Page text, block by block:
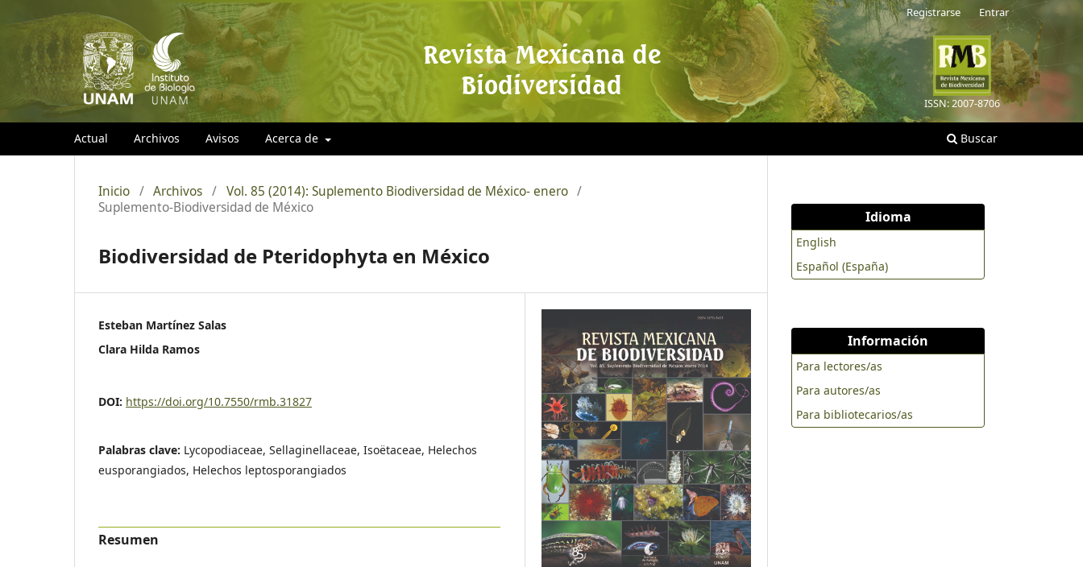
Revista Mexicana de
Biodiversidad
ISSN: 2007-8706
Actual Archivos Avisos Acerca de Buscar
Registrarse Entrar
Inicio / Archivos / Vol. 85 (2014): Suplemento Biodiversidad de México- enero /
Suplemento-Biodiversidad de México
Biodiversidad de Pteridophyta en México
Esteban Martínez Salas
Clara Hilda Ramos
DOI: https://doi.org/10.7550/rmb.31827
Palabras clave: Lycopodiaceae, Sellaginellaceae, Isoëtaceae, Helechos
eusporangiados, Helechos leptosporangiados
Resumen
Idioma
English
Español (España)
Información
Para lectores/as
Para autores/as
Para bibliotecarios/as